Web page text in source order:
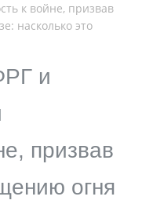
к войне, призвав
насколько это
и
призвав
огня